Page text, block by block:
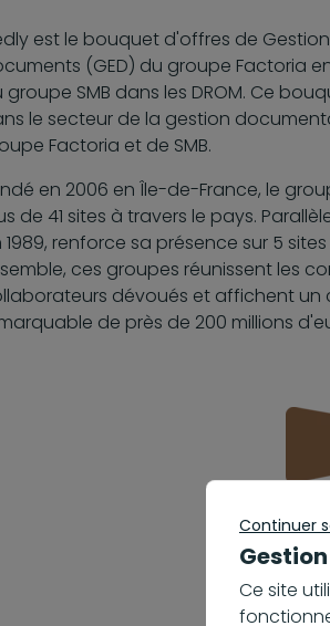
est le bouquet d'offres de
(GED) du groupe Factoria
groupe SMB dans les DROM. Ce
le secteur de la gestion
Factoria et de SMB.
en 2006 en Île-de-France, le
de 41 sites à travers le pays.
1989, renforce sa présence sur 5
ces groupes réunissent les
dévoués et affichent un
de près de 200 millions
Continuer
Ce site